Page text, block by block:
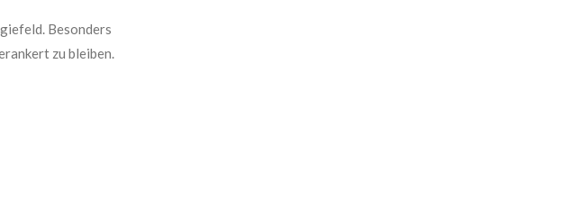
Besonders
zu bleiben.